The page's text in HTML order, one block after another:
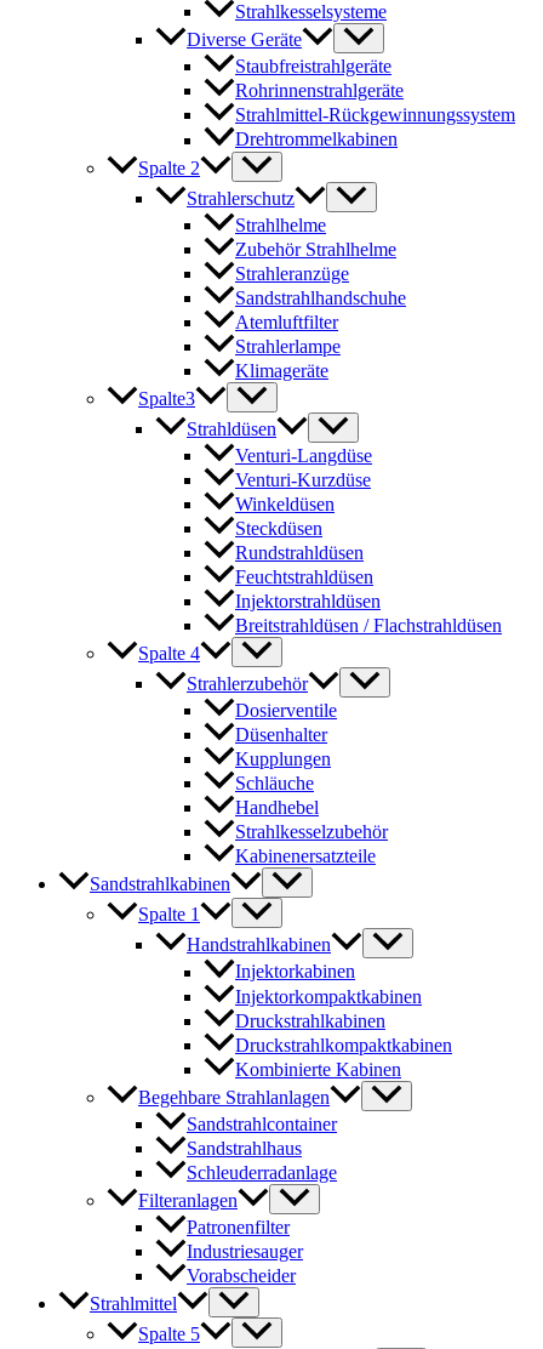
Strahlkesselsysteme
Diverse Geräte
Staubfreistrahlgeräte
Rohrinnenstrahlgeräte
Strahlmittel-Rückgewinnungssystem
Drehtrommelkabinen
Spalte 2
Strahlerschutz
Strahlhelme
Zubehör Strahlhelme
Strahleranzüge
Sandstrahlhandschuhe
Atemluftfilter
Strahlerlampe
Klimageräte
Spalte3
Strahldüsen
Venturi-Langdüse
Venturi-Kurzdüse
Winkeldüsen
Steckdüsen
Rundstrahldüsen
Feuchtstrahldüsen
Injektorstrahldüsen
Breitstrahldüsen / Flachstrahldüsen
Spalte 4
Strahlerzubehör
Dosierventile
Düsenhalter
Kupplungen
Schläuche
Handhebel
Strahlkesselzubehör
Kabinenersatzteile
Sandstrahlkabinen
Spalte 1
Handstrahlkabinen
Injektorkabinen
Injektorkompaktkabinen
Druckstrahlkabinen
Druckstrahlkompaktkabinen
Kombinierte Kabinen
Begehbare Strahlanlagen
Sandstrahlcontainer
Sandstrahlhaus
Schleuderradanlage
Filteranlagen
Patronenfilter
Industriesauger
Vorabscheider
Strahlmittel
Spalte 5